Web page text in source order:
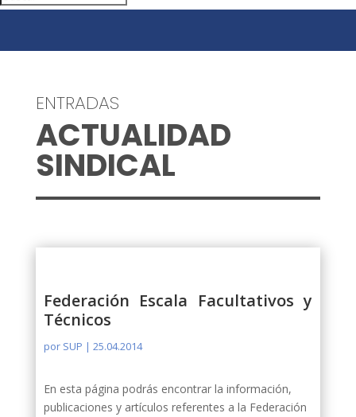
ENTRADAS
ACTUALIDAD
SINDICAL
Federación Escala Facultativos y
Técnicos
por SUP | 25.04.2014
En esta página podrás encontrar la información,
publicaciones y artículos referentes a la Federación